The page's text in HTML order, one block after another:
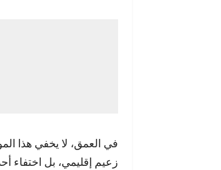
في العمق، لا يخفي هذا
زعيم إقليمي، بل اختفاء